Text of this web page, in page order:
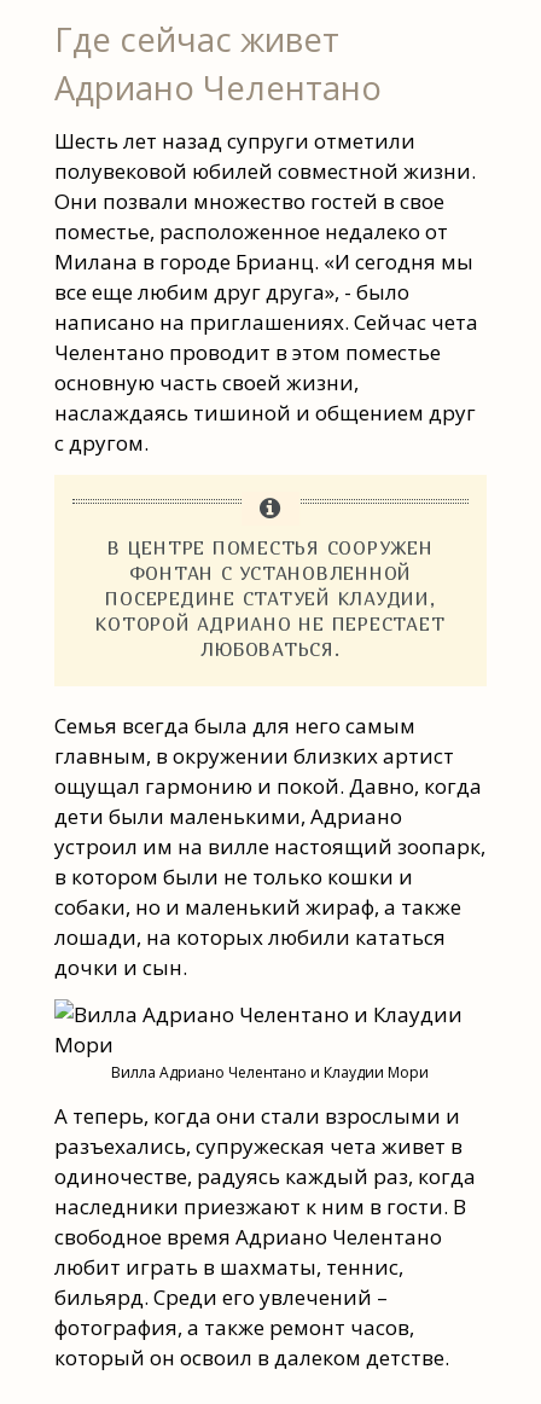
Где сейчас живет
Адриано Челентано
Шесть лет назад супруги отметили
полувековой юбилей совместной жизни.
Они позвали множество гостей в свое
поместье, расположенное недалеко от
Милана в городе Брианц. «И сегодня мы
все еще любим друг друга», - было
написано на приглашениях. Сейчас чета
Челентано проводит в этом поместье
основную часть своей жизни,
наслаждаясь тишиной и общением друг
с другом.
В ЦЕНТРЕ ПОМЕСТЬЯ СООРУЖЕН
ФОНТАН С УСТАНОВЛЕННОЙ
ПОСЕРЕДИНЕ СТАТУЕЙ КЛАУДИИ,
КОТОРОЙ АДРИАНО НЕ ПЕРЕСТАЕТ
ЛЮБОВАТЬСЯ.
Семья всегда была для него самым
главным, в окружении близких артист
ощущал гармонию и покой. Давно, когда
дети были маленькими, Адриано
устроил им на вилле настоящий зоопарк,
в котором были не только кошки и
собаки, но и маленький жираф, а также
лошади, на которых любили кататься
дочки и сын.
Вилла Адриано Челентано и Клаудии Мори
А теперь, когда они стали взрослыми и
разъехались, супружеская чета живет в
одиночестве, радуясь каждый раз, когда
наследники приезжают к ним в гости. В
свободное время Адриано Челентано
любит играть в шахматы, теннис,
бильярд. Среди его увлечений –
фотография, а также ремонт часов,
который он освоил в далеком детстве.